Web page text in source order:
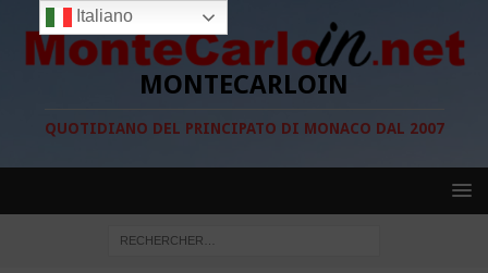
MONTECARLOIN
QUOTIDIANO DEL PRINCIPATO DI MONACO DAL 2007
Italiano